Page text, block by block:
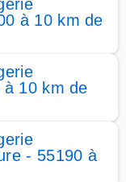
à 10 km de
10 km de
- 55190 à